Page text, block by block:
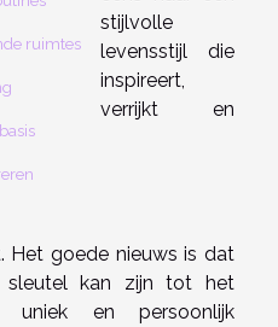
ruimtes
stijlvolle
levensstijl die
inspireert,
verrijkt en
Het goede nieuws is dat
sleutel kan zijn tot het
uniek en persoonlijk